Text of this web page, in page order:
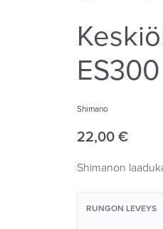
Shimano
22,00 €
Shimanon
RUNGON LEVEYS